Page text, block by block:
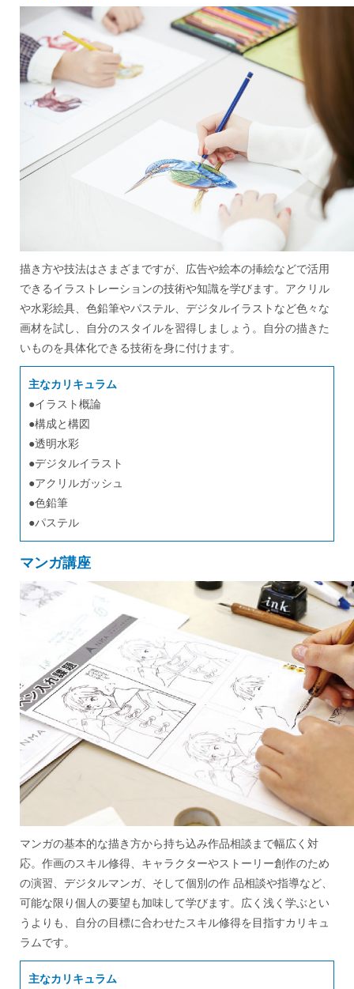
描き方や技法はさまざまですが、広告や絵本の挿絵などで活用
できるイラストレーションの技術や知識を学びます。アクリル
や水彩絵具、色鉛筆やパステル、デジタルイラストなど色々な
画材を試し、自分のスタイルを習得しましょう。自分の描きた
いものを具体化できる技術を身に付けます。
主なカリキュラム
イラスト概論
構成と構図
透明水彩
デジタルイラスト
アクリルガッシュ
色鉛筆
パステル
マンガ講座
マンガの基本的な描き方から持ち込み作品相談まで幅広く対
応。作画のスキル修得、キャラクターやストーリー創作のため
の演習、デジタルマンガ、そして個別の作 品相談や指導など、
可能な限り個人の要望も加味して学びます。広く浅く学ぶとい
うよりも、自分の目標に合わせたスキル修得を目指すカリキュ
ラムです。
主なカリキュラム